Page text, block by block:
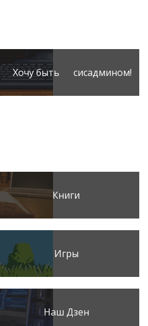
Хочу быть сисадмином!
Книги
Игры
Наш Дзен